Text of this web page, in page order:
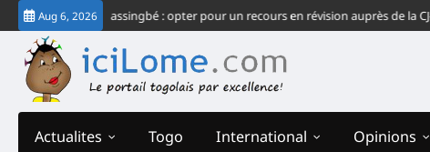
Skip
to
content
Aug 6, 2026
Gnassingbé : opter pour un recours en révision auprès de la CJ-
Actualites Togo International Opinions